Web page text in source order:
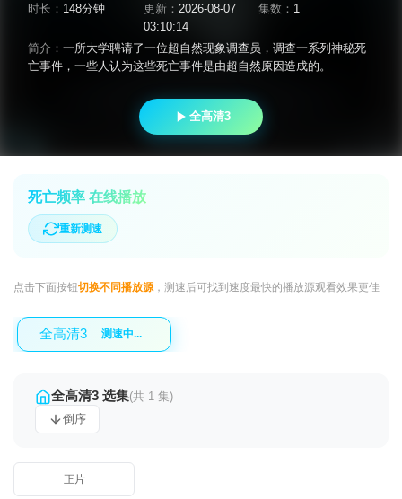
时长： 148分钟 更新： 2026-08-07
03:10:14
集数： 1
简介： 一所大学聘请了一位超自然现象调查员，调查一系列神秘死
亡事件，一些人认为这些死亡事件是由超自然原因造成的。
全高清3
死亡频率 在线播放
重新测速
点击下面按钮切换不同播放源，测速后可找到速度最快的播放源观看效果更佳
全高清3 测速中...
全高清3 选集(共 1 集)
倒序
正片